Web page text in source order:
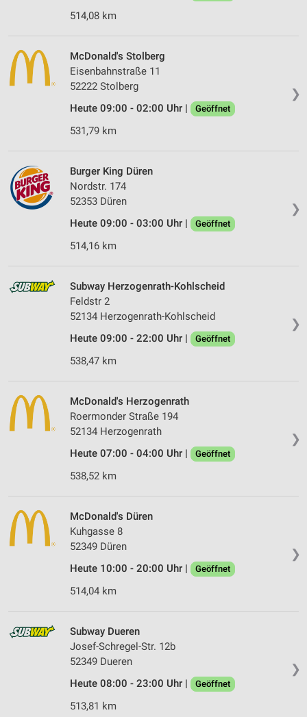
514,08 km
❯
McDonald's Stolberg
Eisenbahnstraße 11
52222 Stolberg
Heute 09:00 - 02:00 Uhr |
Geöffnet
531,79 km
❯
Burger King Düren
Nordstr. 174
52353 Düren
Heute 09:00 - 03:00 Uhr |
Geöffnet
514,16 km
❯
Subway Herzogenrath-Kohlscheid
Feldstr 2
52134 Herzogenrath-Kohlscheid
Heute 09:00 - 22:00 Uhr |
Geöffnet
538,47 km
❯
McDonald's Herzogenrath
Roermonder Straße 194
52134 Herzogenrath
Heute 07:00 - 04:00 Uhr |
Geöffnet
538,52 km
❯
McDonald's Düren
Kuhgasse 8
52349 Düren
Heute 10:00 - 20:00 Uhr |
Geöffnet
514,04 km
❯
Subway Dueren
Josef-Schregel-Str. 12b
52349 Dueren
Heute 08:00 - 23:00 Uhr |
Geöffnet
513,81 km